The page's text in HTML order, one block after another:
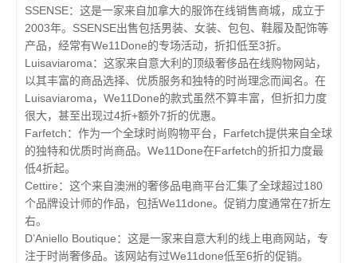
SSENSE：这是一家来自加拿大的服饰在线销售商城，成立于
2003年。SSENSE出售包括男装、女装、包包、鞋履及配饰等
产品，经常有We11Done的专场活动，折扣低至3折。
Luisaviaroma：这家来自意大利的顶级奢侈品在线购物网站，
以其丰富的商品选择、优质服务和独特的时尚理念而闻名。在
Luisaviaroma，We11Done的款式虽然不算丰富，但折扣力度
很大，甚至出现过4折+额外7折的优惠。
Farfetch：作为一个全球时尚购物平台，Farfetch提供来自全球
的独特和优质时尚商品。We11Done在Farfetch的折扣力度最
低4折起。
Cettire：这个来自澳洲的奢侈品电商平台汇集了全球超过180
个品牌设计师的作品，包括We11done。促销力度通常在7折左
右。
D’Aniello Boutique：这是一家来自意大利的线上电商网站，专
注于时尚奢侈品。该网站有过We11done低至6折的促销。